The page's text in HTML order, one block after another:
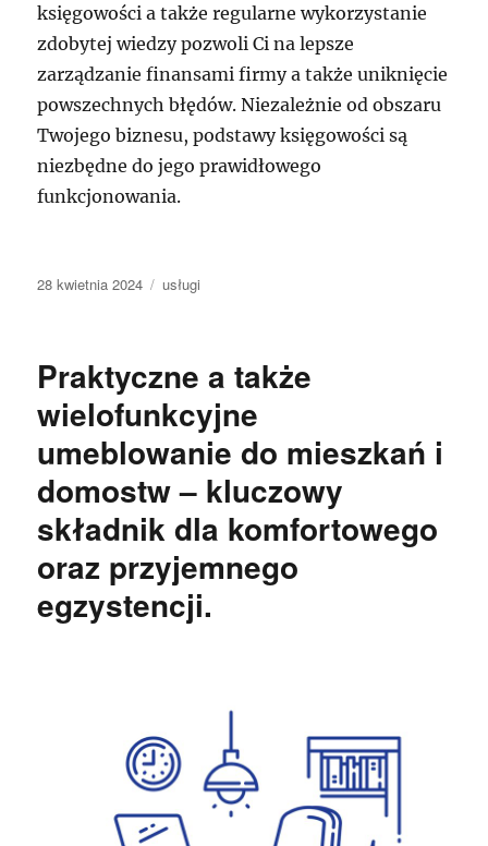
księgowości a także regularne wykorzystanie
zdobytej wiedzy pozwoli Ci na lepsze
zarządzanie finansami firmy a także uniknięcie
powszechnych błędów. Niezależnie od obszaru
Twojego biznesu, podstawy księgowości są
niezbędne do jego prawidłowego
funkcjonowania.
Data
28 kwietnia 2024 Kategorie
usługi
Praktyczne a także
wielofunkcyjne
umeblowanie do mieszkań i
domostw – kluczowy
składnik dla komfortowego
oraz przyjemnego
egzystencji.